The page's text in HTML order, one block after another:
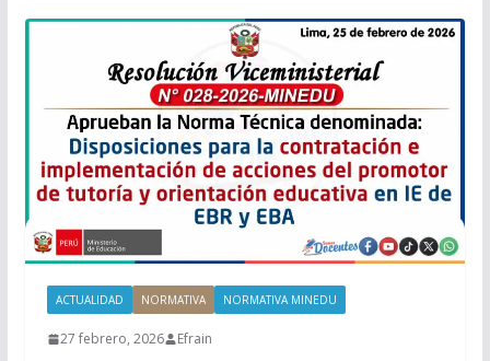
ACTUALIDAD NORMATIVA NORMATIVA MINEDU
27 febrero, 2026 Efrain